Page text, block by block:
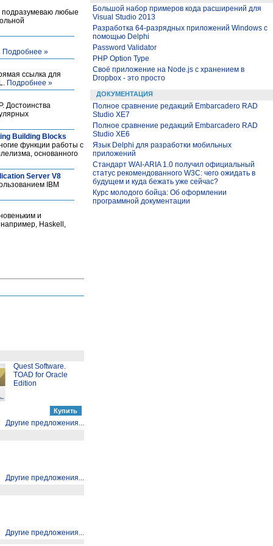
подразумеваю любые
Подробнее »
ссылка для
Подробнее »
Достоинства
Building Blocks
функции работы с
основанного
Server V8
IBM
и
Haskell,
Quest Software.
TOAD for Oracle
Edition
Другие предложения...
Другие предложения...
Другие предложения...
Большой набор примеров кода расширений для
Visual Studio 2013
Разработка 64-разрядных приложений Windows с
помощью Delphi
Password Validator
PHP Option Type
Своё приложение на Node.js с хранением в
Dropbox - это просто
ДОКУМЕНТАЦИЯ
Полное сравнение редакций Embarcadero RAD
Studio XE7
Полное сравнение редакций Embarcadero RAD
Studio XE6
Язык Delphi для разработки мобильных
приложений
Стандарт WAI-ARIA 1.0 получил официальный
статус рекомендованного W3C: чего ожидать в
будущем и куда бежать уже сейчас?
Курс молодого бойца: Об оформлении
программной документации